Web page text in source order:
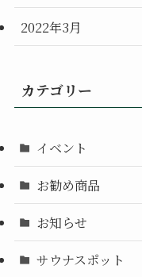
2022年3月
カテゴリー
イベント
お勧め商品
お知らせ
サウナスポット